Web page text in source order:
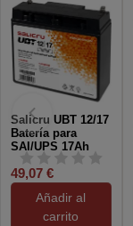
Salicru UBT 12/17
Batería para
SAI/UPS 17Ah
49,07 €
Añadir al
carrito